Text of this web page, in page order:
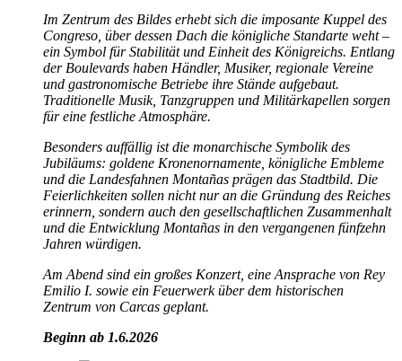
Im Zentrum des Bildes erhebt sich die imposante Kuppel des
Congreso, über dessen Dach die königliche Standarte weht –
ein Symbol für Stabilität und Einheit des Königreichs. Entlang
der Boulevards haben Händler, Musiker, regionale Vereine
und gastronomische Betriebe ihre Stände aufgebaut.
Traditionelle Musik, Tanzgruppen und Militärkapellen sorgen
für eine festliche Atmosphäre.
Besonders auffällig ist die monarchische Symbolik des
Jubiläums: goldene Kronenornamente, königliche Embleme
und die Landesfahnen Montañas prägen das Stadtbild. Die
Feierlichkeiten sollen nicht nur an die Gründung des Reiches
erinnern, sondern auch den gesellschaftlichen Zusammenhalt
und die Entwicklung Montañas in den vergangenen fünfzehn
Jahren würdigen.
Am Abend sind ein großes Konzert, eine Ansprache von Rey
Emilio I. sowie ein Feuerwerk über dem historischen
Zentrum von Carcas geplant.
Beginn ab 1.6.2026